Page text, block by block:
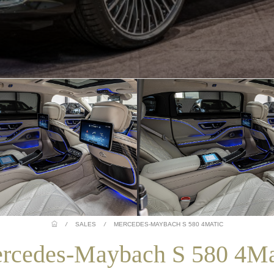
/ SALES / MERCEDES-MAYBACH S 580 4MATIC
Maybach S 580